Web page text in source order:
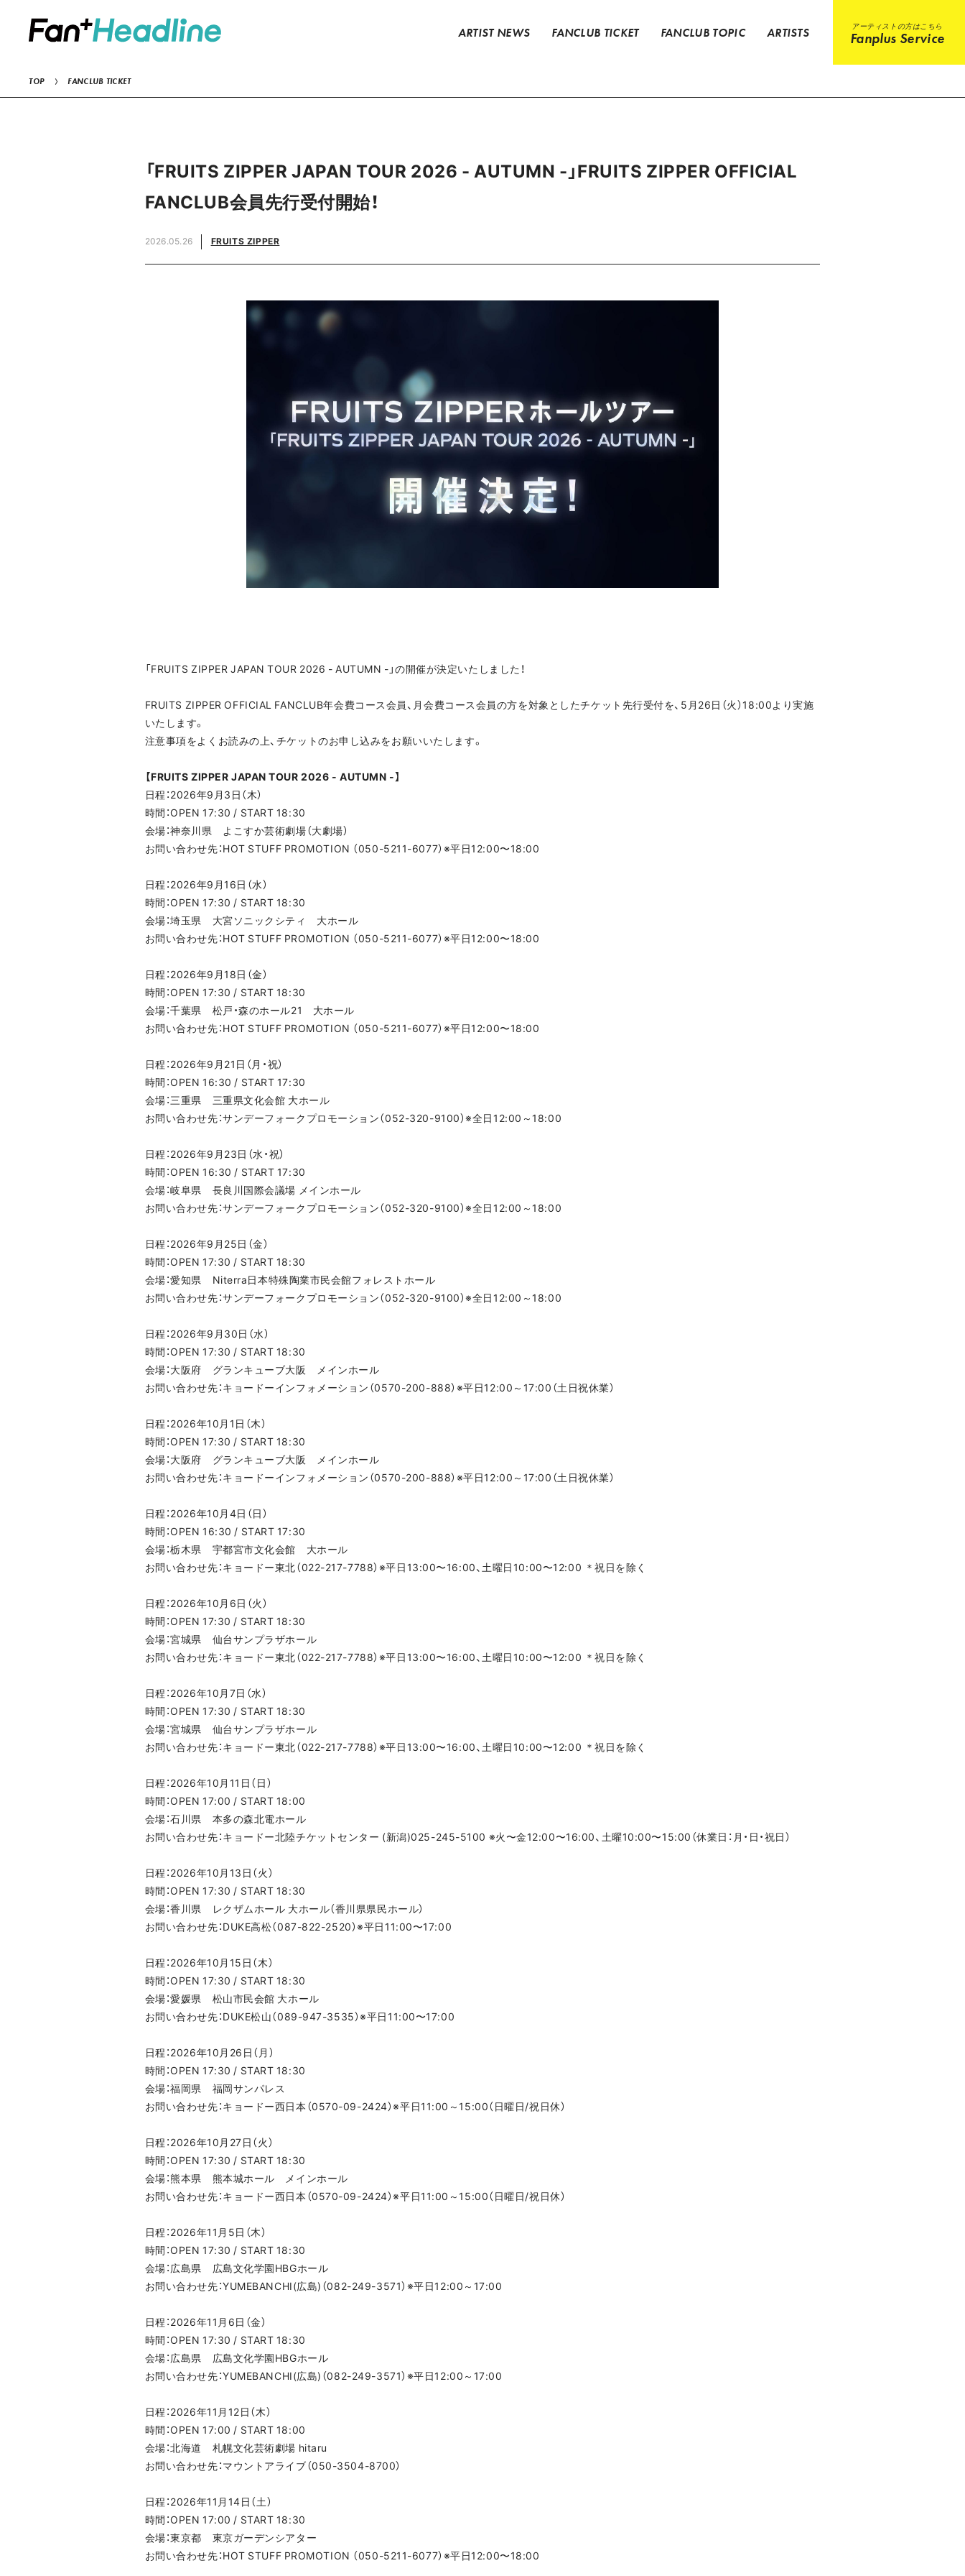
ARTIST NEWS FANCLUB TICKET FANCLUB TOPIC ARTISTS アーティストの方はこちら
Fanplus Service
TOP FANCLUB TICKET
「FRUITS ZIPPER JAPAN TOUR 2026 - AUTUMN -」FRUITS ZIPPER OFFICIAL
FANCLUB会員先行受付開始！
2026.05.26 FRUITS ZIPPER
「FRUITS ZIPPER JAPAN TOUR 2026 - AUTUMN -」の開催が決定いたしました！
FRUITS ZIPPER OFFICIAL FANCLUB年会費コース会員、月会費コース会員の方を対象としたチケット先行受付を、5月26日（火）18:00より実施
いたします。
注意事項をよくお読みの上、チケットのお申し込みをお願いいたします。
【FRUITS ZIPPER JAPAN TOUR 2026 - AUTUMN -】
日程：2026年9月3日（木）
時間：OPEN 17:30 / START 18:30
会場：神奈川県 よこすか芸術劇場（大劇場）
お問い合わせ先：HOT STUFF PROMOTION （050-5211-6077）※平日12:00〜18:00
日程：2026年9月16日（水）
時間：OPEN 17:30 / START 18:30
会場：埼玉県 大宮ソニックシティ 大ホール
お問い合わせ先：HOT STUFF PROMOTION （050-5211-6077）※平日12:00〜18:00
日程：2026年9月18日（金）
時間：OPEN 17:30 / START 18:30
会場：千葉県 松戸・森のホール21 大ホール
お問い合わせ先：HOT STUFF PROMOTION （050-5211-6077）※平日12:00〜18:00
日程：2026年9月21日（月・祝）
時間：OPEN 16:30 / START 17:30
会場：三重県 三重県文化会館 大ホール
お問い合わせ先：サンデーフォークプロモーション（052-320-9100）※全日12:00～18:00
日程：2026年9月23日（水・祝）
時間：OPEN 16:30 / START 17:30
会場：岐阜県 長良川国際会議場 メインホール
お問い合わせ先：サンデーフォークプロモーション（052-320-9100）※全日12:00～18:00
日程：2026年9月25日（金）
時間：OPEN 17:30 / START 18:30
会場：愛知県 Niterra日本特殊陶業市民会館フォレストホール
お問い合わせ先：サンデーフォークプロモーション（052-320-9100）※全日12:00～18:00
日程：2026年9月30日（水）
時間：OPEN 17:30 / START 18:30
会場：大阪府 グランキューブ大阪 メインホール
お問い合わせ先：キョードーインフォメーション（0570-200-888）※平日12:00～17:00（土日祝休業）
日程：2026年10月1日（木）
時間：OPEN 17:30 / START 18:30
会場：大阪府 グランキューブ大阪 メインホール
お問い合わせ先：キョードーインフォメーション（0570-200-888）※平日12:00～17:00（土日祝休業）
日程：2026年10月4日（日）
時間：OPEN 16:30 / START 17:30
会場：栃木県 宇都宮市文化会館 大ホール
お問い合わせ先：キョードー東北（022-217-7788）※平日13:00〜16:00、土曜日10:00〜12:00 ＊祝日を除く
日程：2026年10月6日（火）
時間：OPEN 17:30 / START 18:30
会場：宮城県 仙台サンプラザホール
お問い合わせ先：キョードー東北（022-217-7788）※平日13:00〜16:00、土曜日10:00〜12:00 ＊祝日を除く
日程：2026年10月7日（水）
時間：OPEN 17:30 / START 18:30
会場：宮城県 仙台サンプラザホール
お問い合わせ先：キョードー東北（022-217-7788）※平日13:00〜16:00、土曜日10:00〜12:00 ＊祝日を除く
日程：2026年10月11日（日）
時間：OPEN 17:00 / START 18:00
会場：石川県 本多の森北電ホール
お問い合わせ先：キョードー北陸チケットセンター (新潟)025-245-5100 ※火〜金12:00〜16:00、土曜10:00〜15:00（休業日：月・日・祝日）
日程：2026年10月13日（火）
時間：OPEN 17:30 / START 18:30
会場：香川県 レクザムホール 大ホール（香川県県民ホール）
お問い合わせ先：DUKE高松（087-822-2520）※平日11:00〜17:00
日程：2026年10月15日（木）
時間：OPEN 17:30 / START 18:30
会場：愛媛県 松山市民会館 大ホール
お問い合わせ先：DUKE松山（089-947-3535）※平日11:00〜17:00
日程：2026年10月26日（月）
時間：OPEN 17:30 / START 18:30
会場：福岡県 福岡サンパレス
お問い合わせ先：キョードー西日本（0570-09-2424）※平日11:00～15:00（日曜日/祝日休）
日程：2026年10月27日（火）
時間：OPEN 17:30 / START 18:30
会場：熊本県 熊本城ホール メインホール
お問い合わせ先：キョードー西日本（0570-09-2424）※平日11:00～15:00（日曜日/祝日休）
日程：2026年11月5日（木）
時間：OPEN 17:30 / START 18:30
会場：広島県 広島文化学園HBGホール
お問い合わせ先：YUMEBANCHI(広島)（082-249-3571）※平日12:00～17:00
日程：2026年11月6日（金）
時間：OPEN 17:30 / START 18:30
会場：広島県 広島文化学園HBGホール
お問い合わせ先：YUMEBANCHI(広島)（082-249-3571）※平日12:00～17:00
日程：2026年11月12日（木）
時間：OPEN 17:00 / START 18:00
会場：北海道 札幌文化芸術劇場 hitaru
お問い合わせ先：マウントアライブ（050-3504-8700）
日程：2026年11月14日（土）
時間：OPEN 17:00 / START 18:30
会場：東京都 東京ガーデンシアター
お問い合わせ先：HOT STUFF PROMOTION （050-5211-6077）※平日12:00〜18:00